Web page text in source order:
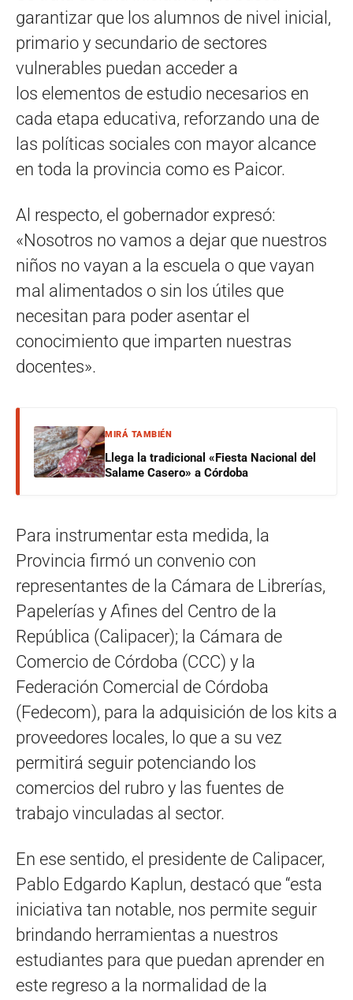
garantizar que los alumnos de nivel inicial,
primario y secundario de sectores
vulnerables puedan acceder a
los elementos de estudio necesarios en
cada etapa educativa, reforzando una de
las políticas sociales con mayor alcance
en toda la provincia como es Paicor.
Al respecto, el gobernador expresó:
«Nosotros no vamos a dejar que nuestros
niños no vayan a la escuela o que vayan
mal alimentados o sin los útiles que
necesitan para poder asentar el
conocimiento que imparten nuestras
docentes».
MIRÁ TAMBIÉN
Llega la tradicional «Fiesta Nacional del
Salame Casero» a Córdoba
Para instrumentar esta medida, la
Provincia firmó un convenio con
representantes de la Cámara de Librerías,
Papelerías y Afines del Centro de la
República (Calipacer); la Cámara de
Comercio de Córdoba (CCC) y la
Federación Comercial de Córdoba
(Fedecom), para la adquisición de los kits a
proveedores locales, lo que a su vez
permitirá seguir potenciando los
comercios del rubro y las fuentes de
trabajo vinculadas al sector.
En ese sentido, el presidente de Calipacer,
Pablo Edgardo Kaplun, destacó que “esta
iniciativa tan notable, nos permite seguir
brindando herramientas a nuestros
estudiantes para que puedan aprender en
este regreso a la normalidad de la